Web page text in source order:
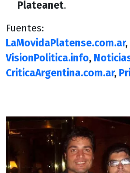
Plateanet.
Fuentes:
LaMovidaPlatense.com.ar,
VisionPolitica.info,
CriticaArgentina.com.ar,